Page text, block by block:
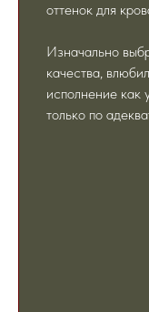
оттенок для
Изначально
качества,
исполнение как
только по